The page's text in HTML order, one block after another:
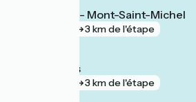
Pontorson - Mont-Saint-Michel
3 km de l'étape
La Fresnais
3 km de l'étape